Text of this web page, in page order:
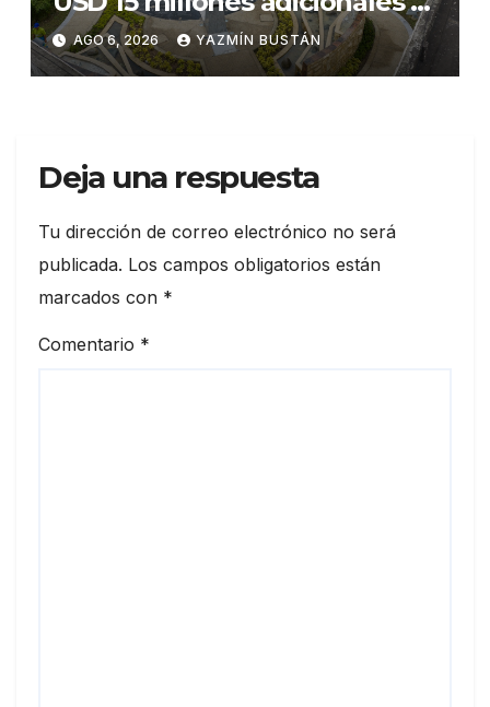
SEGURA EP para fortalecer la
seguridad ciudadana
AGO 6, 2026 YAZMÍN BUSTÁN
Deja una respuesta
Tu dirección de correo electrónico no será
publicada. Los campos obligatorios están
marcados con *
Comentario *